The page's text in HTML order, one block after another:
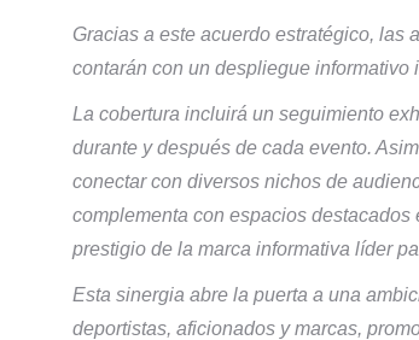
Gracias a este acuerdo estratégico, las
contarán con un despliegue
La cobertura incluirá un seguimiento
durante y después de cada evento.
conectar con diversos nichos de
complementa con espacios
prestigio de la marca informativa líder
Esta sinergia abre la puerta a una
deportistas, aficionados y marcas,